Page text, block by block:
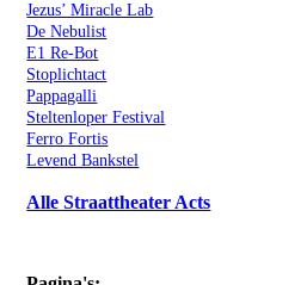
Jezus’ Miracle Lab
De Nebulist
E1 Re-Bot
Stoplichtact
Pappagalli
Steltenloper Festival
Ferro Fortis
Levend Bankstel
Alle Straattheater Acts